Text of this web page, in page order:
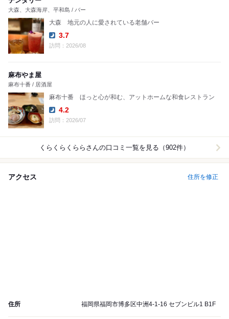
大森、大森海岸、平和島 / バー
大森 地元の人に愛されている老舗バー
Dinner:
3.7
訪問：2026/08
麻布やま屋
麻布十番 / 居酒屋
麻布十番 ほっと心が和む、アットホームな和食レストラン
Dinner:
4.2
訪問：2026/07
くらくらくらら さんの口コミ一覧を見る（902件）
アクセス 住所を修正
住所 福岡県福岡市博多区中洲4-1-16 セブンビル1 B1F